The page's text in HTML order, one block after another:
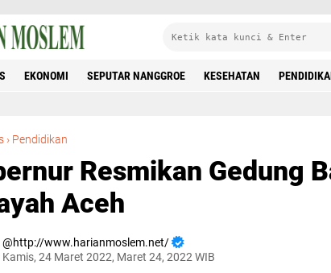
EKONOMI SEPUTAR NANGGROE KESEHATAN
› Pendidikan
Resmikan Gedung
Aceh
http://www.harianmoslem.net/
Kamis, 24 Maret 2022, Maret 24, 2022 WIB